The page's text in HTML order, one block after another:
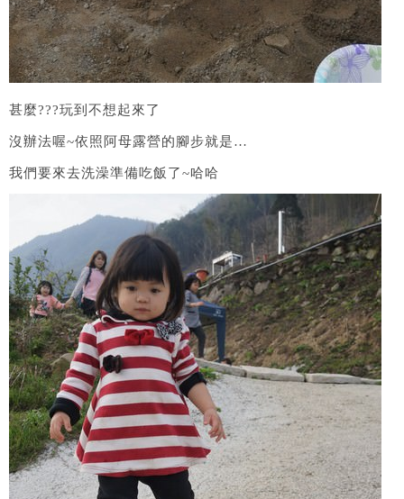
甚麼???玩到不想起來了
沒辦法喔~依照阿母露營的腳步就是…
我們要來去洗澡準備吃飯了~哈哈